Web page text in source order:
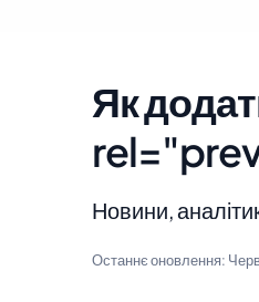
Як
Новини,
Останнє оновлення: